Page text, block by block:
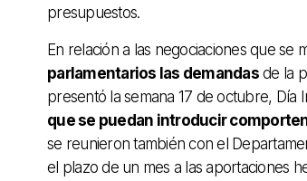
presupuestos.
En relación a las negociaciones que se
parlamentarios las demandasde la
presentó la semana 17 de octubre, Día
que se puedan introducir
se reunieron también con el
el plazo de un mes a las aportaciones